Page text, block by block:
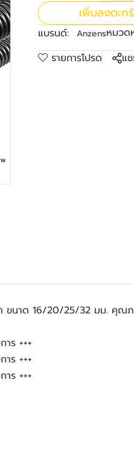
เพิ่มลงตะก
แบรนด์: Anzensหมวด
รายการโปรด แ
ขนาด 16/20/25/32 มม. คุณ
ร +++
ร +++
ร +++